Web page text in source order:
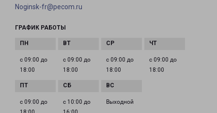
Noginsk-fr@pecom.ru
ГРАФИК РАБОТЫ
с 09:00 до
18:00
с 09:00 до
18:00
с 09:00 до
18:00
с 09:00 до
18:00
с 09:00 до
с 10:00 до
Выходной